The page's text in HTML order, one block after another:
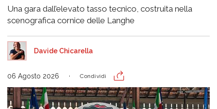
Una gara dall’elevato tasso tecnico, costruita nella
scenografica cornice delle Langhe
Davide Chicarella
06 Agosto 2026 Condividi